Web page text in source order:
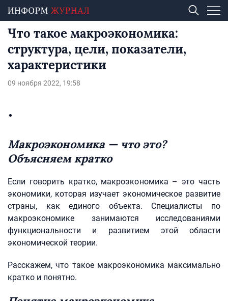
Что такое макроэкономика:
структура, цели, показатели,
характеристики
09 ноября 2022, 19:58
Макроэкономика — что это?
Объясняем кратко
Если говорить кратко, макроэкономика – это часть
экономики, которая изучает экономическое развитие
страны, как единого объекта. Специалисты по
макроэкономике занимаются исследованиями
функциональности и развитием этой области
экономической теории.
Расскажем, что такое макроэкономика максимально
кратко и понятно.